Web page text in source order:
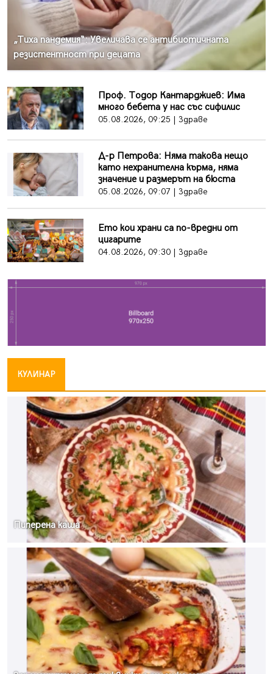
„Тиха пандемия“: Увеличава се антибиотичната
резистентност при децата
Проф. Тодор Кантарджиев: Има
много бебета у нас със сифилис
05.08.2026, 09:25 | Здраве
Д-р Петрова: Няма такова нещо
като нехранителна кърма, няма
значение и размерът на бюста
05.08.2026, 09:07 | Здраве
Ето кои храни са по-вредни от
цигарите
04.08.2026, 09:30 | Здраве
КУЛИНАР
Пиперена каша